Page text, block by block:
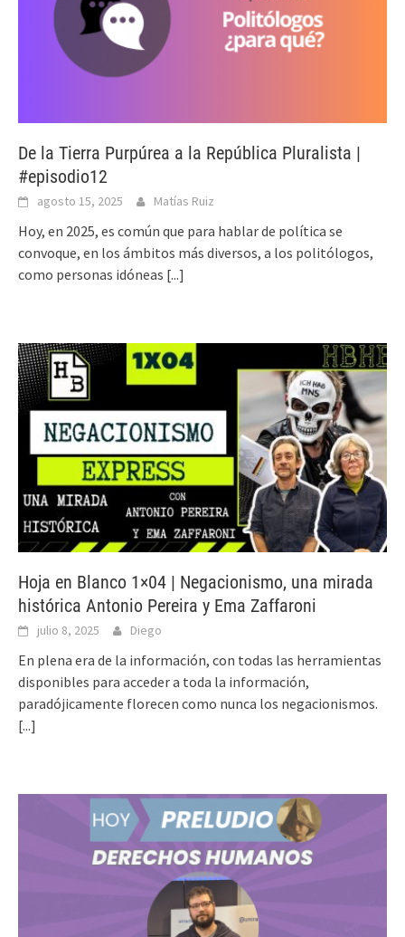
De la Tierra Purpúrea a la República Pluralista |
#episodio12
agosto 15, 2025 Matías Ruiz
Hoy, en 2025, es común que para hablar de política se
convoque, en los ámbitos más diversos, a los politólogos,
como personas idóneas [...]
Hoja en Blanco 1×04 | Negacionismo, una mirada
histórica Antonio Pereira y Ema Zaffaroni
julio 8, 2025 Diego
En plena era de la información, con todas las herramientas
disponibles para acceder a toda la información,
paradójicamente florecen como nunca los negacionismos.
[...]